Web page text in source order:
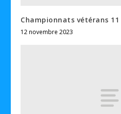
Championnats vétérans 11
12 novembre 2023